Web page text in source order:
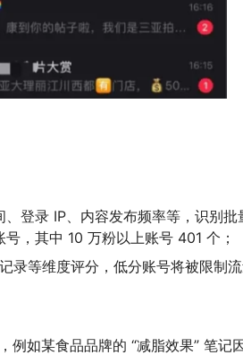
登录 IP、内容发布频率等，识别批
，其中 10 万粉以上账号 401 个；
录等维度评分，低分账号将被限制
例如某食品品牌的 “减脂效果” 笔记